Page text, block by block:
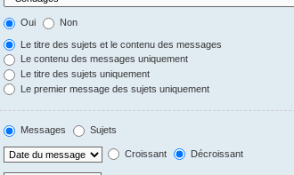
Oui Non
Le titre des sujets et le contenu des messages
Le contenu des messages uniquement
Le titre des sujets uniquement
Le premier message des sujets uniquement
Messages Sujets
Croissant Décroissant